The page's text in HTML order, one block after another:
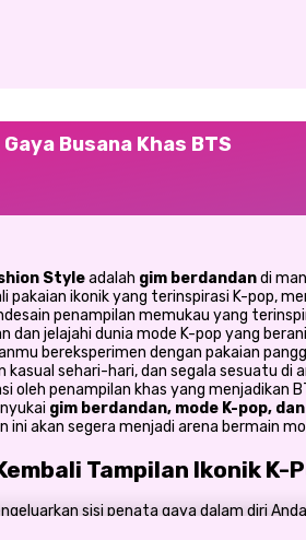
Busana Khas BTS
Styleadalah gim berdandandi
pakaian ikonik yang terinspirasi K-pop,
penampilan memukau yang
dan jelajahi dunia mode K-pop yang
bereksperimen dengan pakaian
kasual sehari-hari, dan segala sesuatu di
oleh penampilan khas yang menjadikan
gim berdandan, mode K-pop,
ini akan segera menjadi arena bermain
Tampilan Ikonik K-
sisi penata gaya dalam diri